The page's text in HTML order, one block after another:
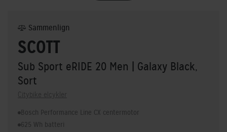
SCOTT
Sub Sport eRIDE 20 Men
| Galaxy Black,
Sort
Citybike elcykler
Bosch Performance Line CX centermotor
625 Wh batteri
Sammenlign